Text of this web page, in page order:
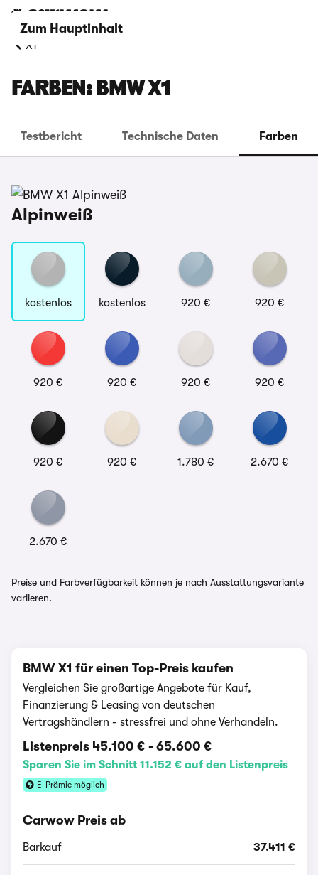
Zum Hauptinhalt
X1
FARBEN: BMW X1
Testbericht Technische Daten Farben
Alpinweiß
kostenlos kostenlos 920 € 920 €
920 € 920 € 920 € 920 €
920 € 920 € 1.780 € 2.670 €
2.670 €
Preise und Farbverfügbarkeit können je nach Ausstattungsvariante
variieren.
BMW X1 für einen Top-Preis kaufen
Vergleichen Sie großartige Angebote für Kauf,
Finanzierung & Leasing von deutschen
Vertragshändlern - stressfrei und ohne Verhandeln.
Listenpreis 45.100 € - 65.600 €
Sparen Sie im Schnitt 11.152 € auf den Listenpreis
E-Prämie möglich
Carwow Preis ab
Barkauf 37.411 €